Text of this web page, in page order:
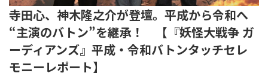
寺田心、神木隆之介が登壇。平成から令和へ
“主演のバトン”を継承！ 【『妖怪大戦争 ガ
ーディアンズ』平成・令和バトンタッチセレ
モニーレポート】